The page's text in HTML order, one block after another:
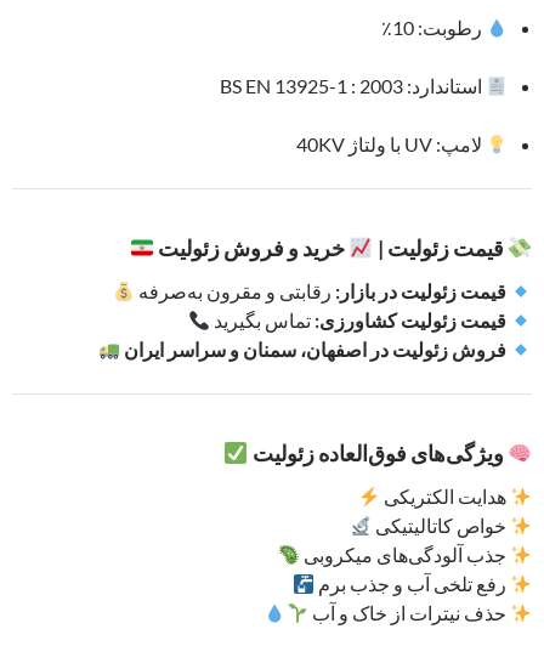
رطوبت: 10٪
استاندارد: BS EN 13925-1 : 2003
لامپ: UV با ولتاژ 40KV
قیمت زئولیت | خرید و فروش زئولیت
قیمت زئولیت در بازار: رقابتی و مقرون به‌صرفه
قیمت زئولیت کشاورزی: تماس بگیرید
فروش زئولیت در اصفهان، سمنان و سراسر ایران
ویژگی‌های فوق‌العاده زئولیت
هدایت الکتریکی
خواص کاتالیتیکی
جذب آلودگی‌های میکروبی
رفع تلخی آب و جذب برم
حذف نیترات از خاک و آب